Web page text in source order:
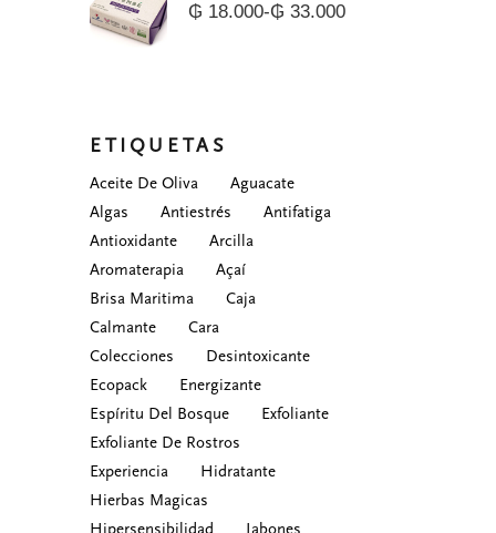
₲ 35.000
₲ 18.000-₲ 33.000
Rango
₲ 33.000
ETIQUETAS
Aceite De Oliva
Aguacate
Algas
Antiestrés
Antifatiga
Antioxidante
Arcilla
Aromaterapia
Açaí
Brisa Maritima
Caja
Calmante
Cara
Colecciones
Desintoxicante
Ecopack
Energizante
Espíritu Del Bosque
Exfoliante
Exfoliante De Rostros
Experiencia
Hidratante
Hierbas Magicas
Hipersensibilidad
Jabones